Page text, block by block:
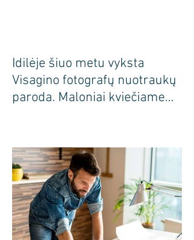
Idilėje šiuo metu vyksta
Visagino fotografų nuotraukų
paroda. Maloniai kviečiame